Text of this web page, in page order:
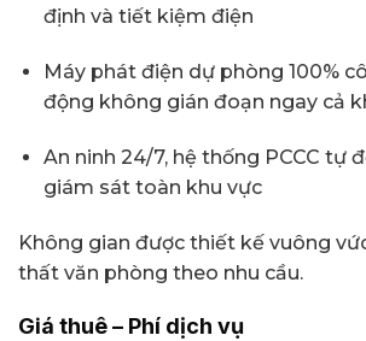
định và tiết kiệm điện
Máy phát điện dự phòng 100%
động không gián đoạn ngay cả
An ninh 24/7, hệ thống PCCC tự
giám sát toàn khu vực
Không gian được thiết kế vuông
thất văn phòng theo nhu cầu.
Giá thuê – Phí dịch vụ